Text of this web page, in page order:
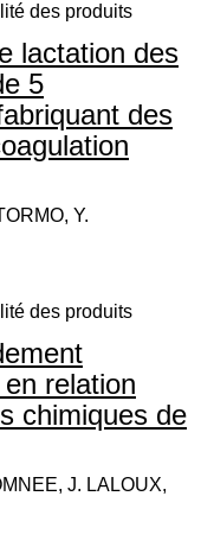
des produits
lactation des
5
des
Y.
des produits
relation
chimiques de
J. LALOUX,